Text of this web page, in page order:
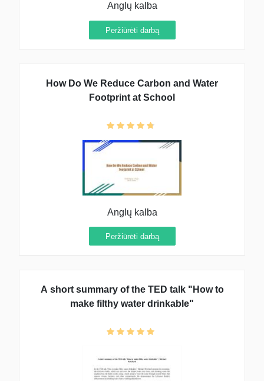
Anglų kalba
Peržiūrėti darbą
How Do We Reduce Carbon and Water
Footprint at School
Anglų kalba
Peržiūrėti darbą
A short summary of the TED talk "How to
make filthy water drinkable"